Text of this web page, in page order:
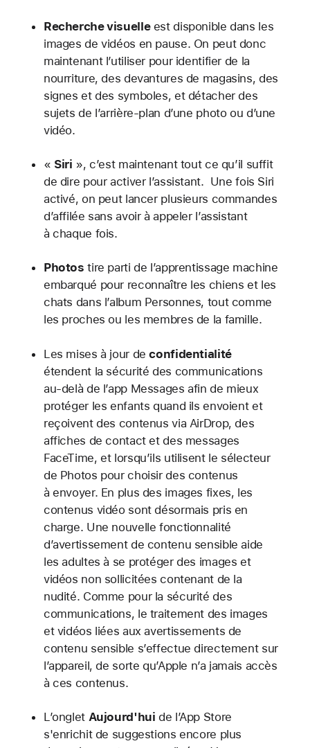
Recherche visuelleest disponible dans les
images de vidéos en pause. On peut donc
maintenant l’utiliser pour identifier de la
nourriture, des devantures de magasins, des
signes et des symboles, et détacher des
sujets de l’arrière-plan d’une photo ou d’une
vidéo.
« Siri », c’est maintenant tout ce qu’il suffit
de dire pour activer l’assistant. Une fois Siri
activé, on peut lancer plusieurs commandes
d’affilée sans avoir à appeler l’assistant
à chaque fois.
Photos tire parti de l’apprentissage machine
embarqué pour reconnaître les chiens et les
chats dans l’album Personnes, tout comme
les proches ou les membres de la famille.
Les mises à jour deconfidentialité
étendent la sécurité des communications
au-delà de l’app Messages afin de mieux
protéger les enfants quand ils envoient et
reçoivent des contenus via AirDrop, des
affiches de contact et des messages
FaceTime, et lorsqu’ils utilisent le sélecteur
de Photos pour choisir des contenus
à envoyer. En plus des images fixes, les
contenus vidéo sont désormais pris en
charge. Une nouvelle fonctionnalité
d’avertissement de contenu sensible aide
les adultes à se protéger des images et
vidéos non sollicitées contenant de la
nudité. Comme pour la sécurité des
communications, le traitement des images
et vidéos liées aux avertissements de
contenu sensible s’effectue directement sur
l’appareil, de sorte qu’Apple n’a jamais accès
à ces contenus.
L’onglet Aujourd'hui de l’App Store
s'enrichit de suggestions encore plus